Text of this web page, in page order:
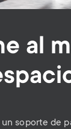
al
soporte de